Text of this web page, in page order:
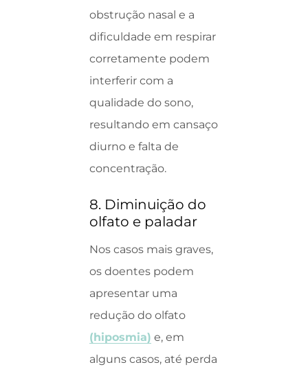
obstrução nasal e a
dificuldade em respirar
corretamente podem
interferir com a
qualidade do sono,
resultando em cansaço
diurno e falta de
concentração.
8. Diminuição do
olfato e paladar
Nos casos mais graves,
os doentes podem
apresentar uma
redução do olfato
(hiposmia) e, em
alguns casos, até perda